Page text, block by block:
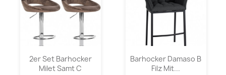
2er Set Barhocker
Milet Samt C
Barhocker Damaso B
Filz Mit...